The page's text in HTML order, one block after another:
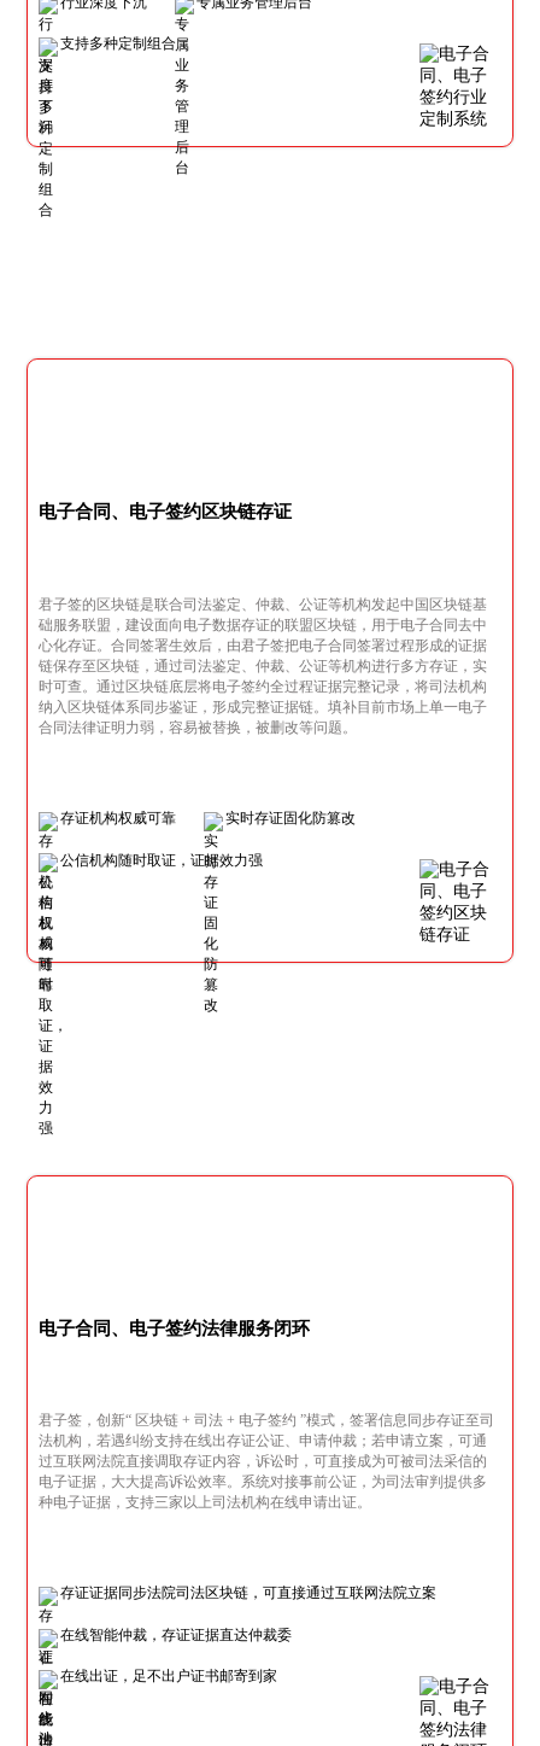
支持多种定制组合
电子合同、电子签约区块链存证
君子签的区块链是联合司法鉴定、仲裁、公证等机构发起中国区块链基
础服务联盟，建设面向电子数据存证的联盟区块链，用于电子合同去中
心化存证。合同签署生效后，由君子签把电子合同签署过程形成的证据
链保存至区块链，通过司法鉴定、仲裁、公证等机构进行多方存证，实
时可查。通过区块链底层将电子签约全过程证据完整记录，将司法机构
纳入区块链体系同步鉴证，形成完整证据链。填补目前市场上单一电子
合同法律证明力弱，容易被替换，被删改等问题。
存证机构权威可靠 实时存证固化防篡改
公信机构随时取证，证据效力强
电子合同、电子签约法律服务闭环
君子签，创新“ 区块链 + 司法 + 电子签约 ”模式，签署信息同步存证至司
法机构，若遇纠纷支持在线出存证公证、申请仲裁；若申请立案，可通
过互联网法院直接调取存证内容，诉讼时，可直接成为可被司法采信的
电子证据，大大提高诉讼效率。系统对接事前公证，为司法审判提供多
种电子证据，支持三家以上司法机构在线申请出证。
存证证据同步法院司法区块链，可直接通过互联网法院立案
在线智能仲裁，存证证据直达仲裁委
在线出证，足不出户证书邮寄到家